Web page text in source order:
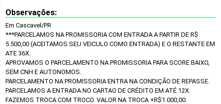
Observações:
Em Cascavel/PR
***PARCELAMOS NA PROMISSORIA COM ENTRADA A PARTIR DE R$
5.500,00 (ACEITAMOS SEU VEICULO COMO ENTRADA) E O RESTANTE EM
ATE 36X.
APROVAMOS O PARCELAMENTO NA PROMISSORIA PARA SCORE BAIXO,
SEM CNH E AUTONOMOS.
PARCELAMENTO NA PROMISSORIA ENTRA NA CONDIÇÃO DE REPASSE.
PARCELAMOS A ENTRADA NO CARTAO DE CRÉDITO EM ATÉ 12X.
FAZEMOS TROCA COM TROCO. VALOR NA TROCA +R$1.000,00.